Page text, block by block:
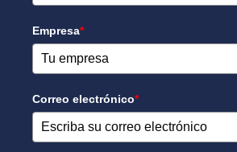
Empresa*
Correo electrónico*